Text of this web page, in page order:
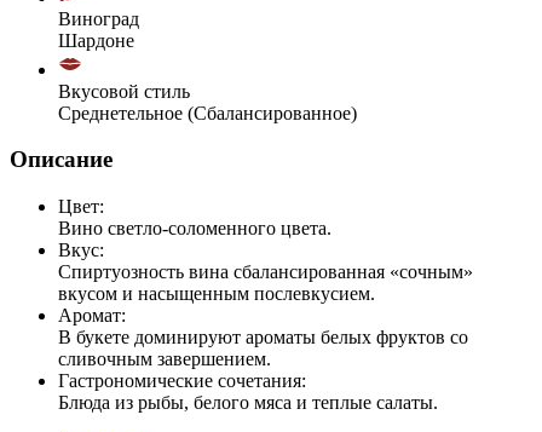
Виноград
Шардоне
Вкусовой стиль
Среднетельное (Сбалансированное)
Описание
Цвет:
Вино светло-соломенного цвета.
Вкус:
Спиртуозность вина сбалансированная «сочным»
вкусом и насыщенным послевкусием.
Аромат:
В букете доминируют ароматы белых фруктов со
сливочным завершением.
Гастрономические сочетания:
Блюда из рыбы, белого мяса и теплые салаты.